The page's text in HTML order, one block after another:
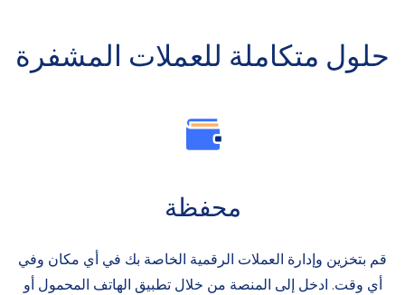
حلول متكاملة للعملات المشفرة
محفظة
قم بتخزين وإدارة العملات الرقمية الخاصة بك في أي مكان وفي
أي وقت. ادخل إلى المنصة من خلال تطبيق الهاتف المحمول أو